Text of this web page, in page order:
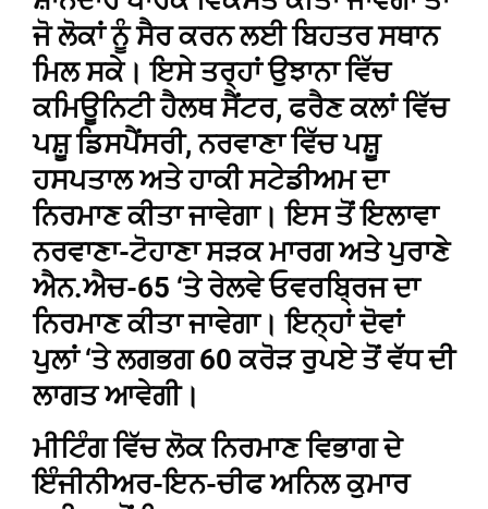
ਜੋ ਲੋਕਾਂ ਨੂੰ ਸੈਰ ਕਰਨ ਲਈ ਬਿਹਤਰ ਸਥਾਨ
ਮਿਲ ਸਕੇ। ਇਸੇ ਤਰ੍ਹਾਂ ਉਝਾਨਾ ਵਿੱਚ
ਕਮਿਊਨਿਟੀ ਹੈਲਥ ਸੈਂਟਰ, ਫਰੈਣ ਕਲਾਂ ਵਿੱਚ
ਪਸ਼ੂ ਡਿਸਪੈਂਸਰੀ, ਨਰਵਾਣਾ ਵਿੱਚ ਪਸ਼ੂ
ਹਸਪਤਾਲ ਅਤੇ ਹਾਕੀ ਸਟੇਡੀਅਮ ਦਾ
ਨਿਰਮਾਣ ਕੀਤਾ ਜਾਵੇਗਾ। ਇਸ ਤੋਂ ਇਲਾਵਾ
ਨਰਵਾਣਾ-ਟੋਹਾਣਾ ਸੜਕ ਮਾਰਗ ਅਤੇ ਪੁਰਾਣੇ
ਐਨ.ਐਚ-65 ‘ਤੇ ਰੇਲਵੇ ਓਵਰਬ੍ਰਿਜ ਦਾ
ਨਿਰਮਾਣ ਕੀਤਾ ਜਾਵੇਗਾ। ਇਨ੍ਹਾਂ ਦੋਵਾਂ
ਪੁਲਾਂ ‘ਤੇ ਲਗਭਗ 60 ਕਰੋੜ ਰੁਪਏ ਤੋਂ ਵੱਧ ਦੀ
ਲਾਗਤ ਆਵੇਗੀ।
ਮੀਟਿੰਗ ਵਿੱਚ ਲੋਕ ਨਿਰਮਾਣ ਵਿਭਾਗ ਦੇ
ਇੰਜੀਨੀਅਰ-ਇਨ-ਚੀਫ ਅਨਿਲ ਕੁਮਾਰ